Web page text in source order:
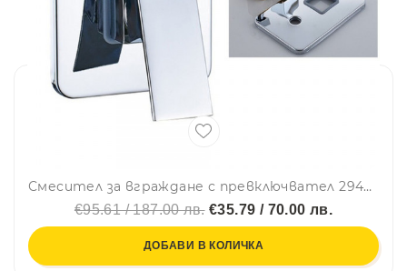
Смесител за вграждане с превключвател 2942-3, ХРОМ
€95.61 / 187.00 лв.€35.79 / 70.00 лв.
ДОБАВИ В КОЛИЧКА